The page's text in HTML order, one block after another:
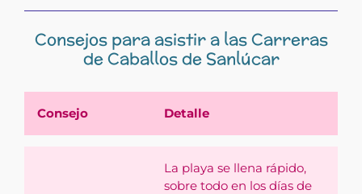
Consejos para asistir a las Carreras
de Caballos de Sanlúcar
Consejo Detalle
La playa se llena rápido,
sobre todo en los días de